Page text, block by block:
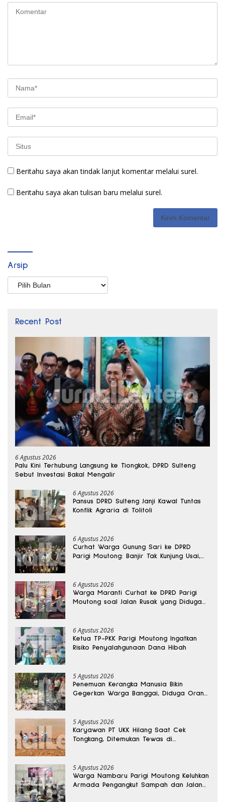
Beritahu saya akan tindak lanjut komentar melalui surel.
Beritahu saya akan tulisan baru melalui surel.
Arsip
Arsip
Recent Post
6 Agustus 2026
Palu Kini Terhubung Langsung ke Tiongkok, DPRD Sulteng
Sebut Investasi Bakal Mengalir
6 Agustus 2026
Pansus DPRD Sulteng Janji Kawal Tuntas
Konflik Agraria di Tolitoli
6 Agustus 2026
Curhat Warga Gunung Sari ke DPRD
Parigi Moutong: Banjir Tak Kunjung Usai,
6 Agustus 2026
Warga Maranti Curhat ke DPRD Parigi
Moutong soal Jalan Rusak yang Diduga
6 Agustus 2026
Ketua TP-PKK Parigi Moutong Ingatkan
Risiko Penyalahgunaan Dana Hibah
5 Agustus 2026
Penemuan Kerangka Manusia Bikin
Gegerkan Warga Banggai, Diduga Orang
5 Agustus 2026
Karyawan PT UKK Hilang Saat Cek
Tongkang, Ditemukan Tewas di
5 Agustus 2026
Warga Nambaru Parigi Moutong Keluhkan
Armada Pengangkut Sampah dan Jalan